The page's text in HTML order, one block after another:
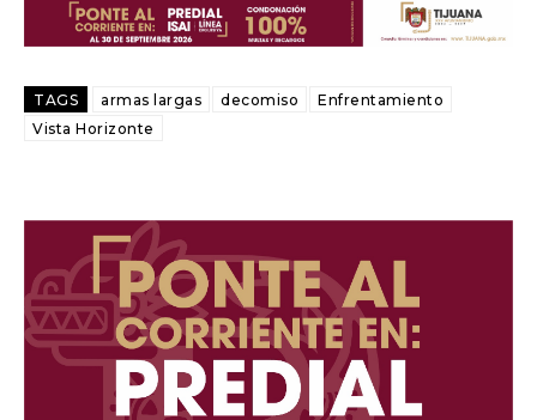
TAGS armas largas decomiso
Enfrentamiento
Vista Horizonte